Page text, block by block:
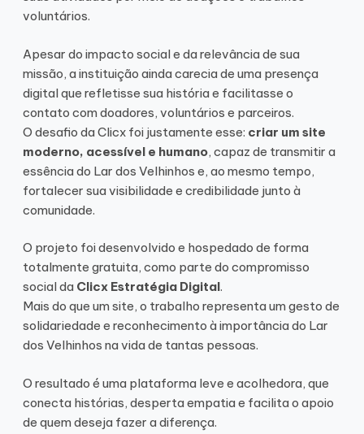
voluntários.
Apesar do impacto social e da relevância de sua
missão, a instituição ainda carecia de uma presença
digital que refletisse sua história e facilitasse o
contato com doadores, voluntários e parceiros.
O desafio da Clicx foi justamente esse: criar um site
moderno, acessível e humano, capaz de transmitir a
essência do Lar dos Velhinhos e, ao mesmo tempo,
fortalecer sua visibilidade e credibilidade junto à
comunidade.
O projeto foi desenvolvido e hospedado de forma
totalmente gratuita, como parte do compromisso
social da Clicx Estratégia Digital.
Mais do que um site, o trabalho representa um gesto de
solidariedade e reconhecimento à importância do Lar
dos Velhinhos na vida de tantas pessoas.
O resultado é uma plataforma leve e acolhedora, que
conecta histórias, desperta empatia e facilita o apoio
de quem deseja fazer a diferença.